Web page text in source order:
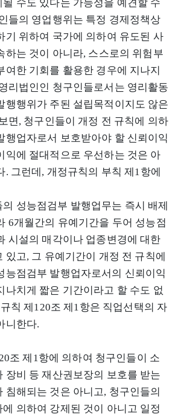
수도 있다는 가능성을 예견할 수
들의 영업행위는 특정 경제정책상
기 위하여 국가에 의하여 유도된 사
하는 것이 아니라, 스스로의 위험부
여한 기회를 활용한 경우에 지나지
리법인인 청구인들로서는 영리활동
행행위가 주된 설립목적이지도 않은
면, 청구인들이 개정 전 규칙에 의하
행업자로서 보호받아야 할 신뢰이익
익에 절대적으로 우선하는 것은 아
. 그런데, 개정규칙의 부칙 제1항에
성능점검부 발행업무는 즉시 배제
6개월간의 유예기간을 두어 성능점
시설의 매각이나 업종변경에 대한
있고, 그 유예기간이 개정 전 규칙에
능점검부 발행업자로서의 신뢰이익
나치게 짧은 기간이라고 할 수도 없
칙 제120조 제1항은 직업선택의 자
니한다.
조 제1항에 의하여 청구인들이 소
장비 등 재산권보장의 보호를 받는
침해되는 것은 아니고, 청구인들의
의하여 강제된 것이 아니고 일정